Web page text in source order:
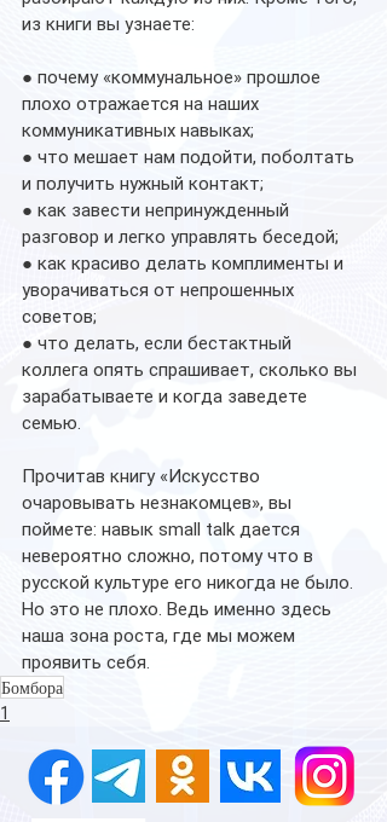
из книги вы узнаете:
● почему «коммунальное» прошлое
плохо отражается на наших
коммуникативных навыках;
● что мешает нам подойти, поболтать
и получить нужный контакт;
● как завести непринужденный
разговор и легко управлять беседой;
● как красиво делать комплименты и
уворачиваться от непрошенных
советов;
● что делать, если бестактный
коллега опять спрашивает, сколько вы
зарабатываете и когда заведете
семью.
Прочитав книгу «Искусство
очаровывать незнакомцев», вы
поймете: навык small talk дается
невероятно сложно, потому что в
русской культуре его никогда не было.
Но это не плохо. Ведь именно здесь
наша зона роста, где мы можем
проявить себя.
Бомбора
1